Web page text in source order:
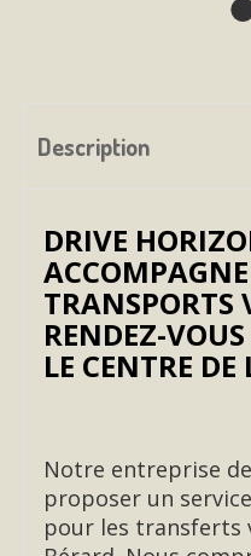
Description
DRIVE
TRANSPORTS
RENDEZ-
LE CENTRE
Notre entreprise
proposer un
pour les transferts